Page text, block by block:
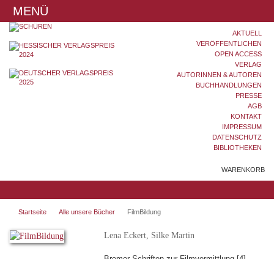
MENÜ
AKTUELL
VERÖFFENTLICHEN
OPEN ACCESS
VERLAG
AUTORINNEN & AUTOREN
BUCHHANDLUNGEN
PRESSE
AGB
KONTAKT
IMPRESSUM
DATENSCHUTZ
BIBLIOTHEKEN
WARENKORB
Startseite Alle unsere Bücher FilmBildung
Lena Eckert, Silke Martin